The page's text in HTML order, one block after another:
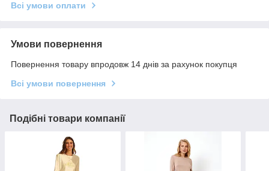
Всі умови оплати
Умови повернення
Повернення товару впродовж 14 днів за рахунок покупця
Всі умови повернення
Подібні товари компанії